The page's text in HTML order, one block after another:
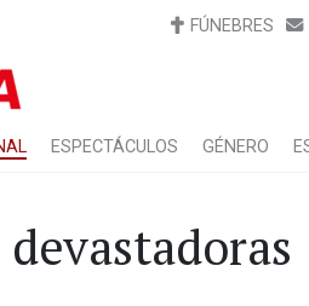
FÚNEBRES
ESPECTÁCULOS GÉNERO